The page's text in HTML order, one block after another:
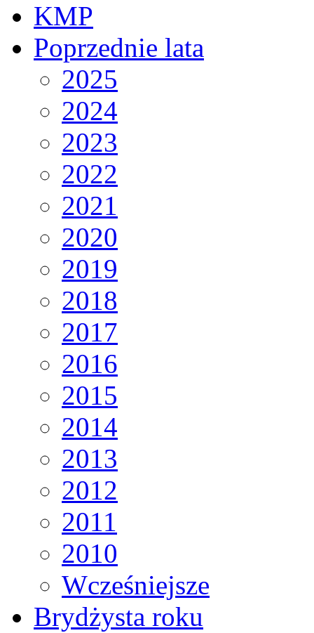
KMP
Poprzednie lata
2025
2024
2023
2022
2021
2020
2019
2018
2017
2016
2015
2014
2013
2012
2011
2010
Wcześniejsze
Brydżysta roku